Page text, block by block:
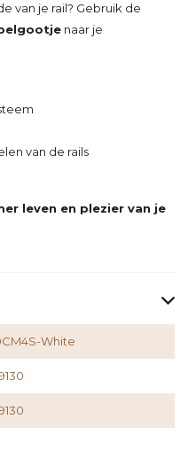
van je rail? Gebruik de
naar je
van de rails
leven en plezier van je
White